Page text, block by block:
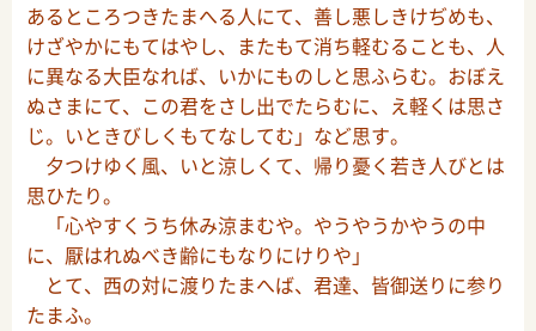
あるところつきたまへる人にて、善し悪しきけぢめも、
けざやかにもてはやし、またもて消ち軽むることも、人
に異なる大臣なれば、いかにものしと思ふらむ。おぼえ
ぬさまにて、この君をさし出でたらむに、え軽くは思さ
じ。いときびしくもてなしてむ」など思す。
夕つけゆく風、いと涼しくて、帰り憂く若き人びとは
思ひたり。
「心やすくうち休み涼まむや。やうやうかやうの中
に、厭はれぬべき齢にもなりにけりや」
とて、西の対に渡りたまへば、君達、皆御送りに参り
たまふ。